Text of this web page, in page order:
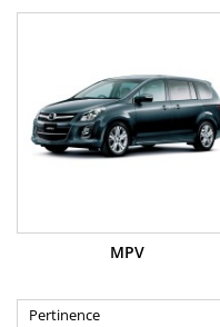
MPV
Pertinence